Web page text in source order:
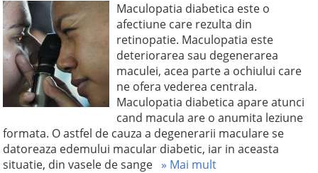
Maculopatia diabetica este o
afectiune care rezulta din
retinopatie. Maculopatia este
deteriorarea sau degenerarea
maculei, acea parte a ochiului care
ne ofera vederea centrala.
Maculopatia diabetica apare atunci
cand macula are o anumita leziune
formata. O astfel de cauza a degenerarii maculare se
datoreaza edemului macular diabetic, iar in aceasta
situatie, din vasele de sange » Mai mult